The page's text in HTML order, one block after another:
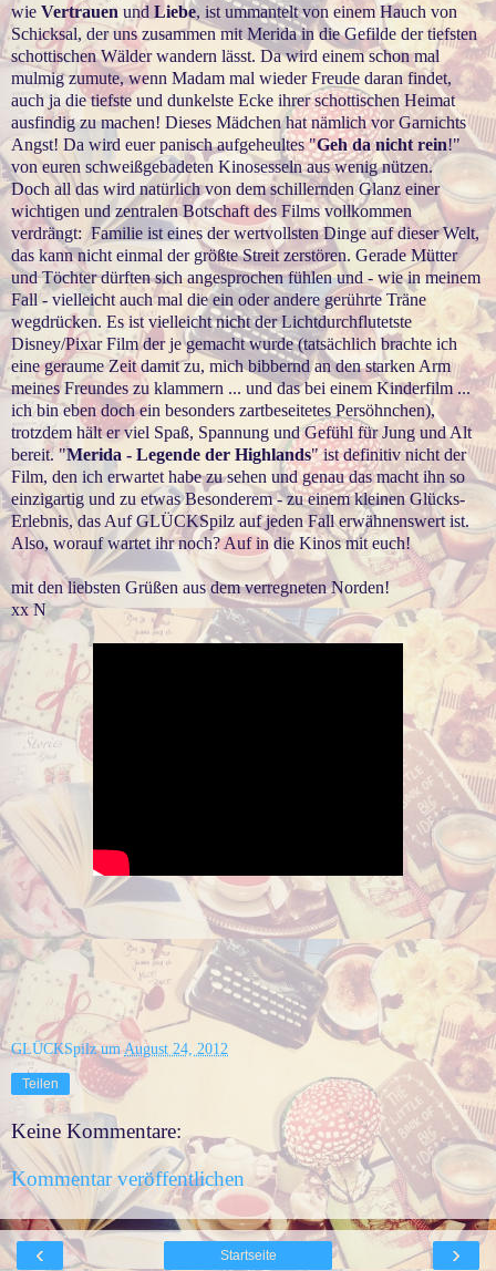
wie Vertrauen und Liebe, ist ummantelt von einem Hauch von
Schicksal, der uns zusammen mit Merida in die Gefilde der tiefsten
schottischen Wälder wandern lässt. Da wird einem schon mal
mulmig zumute, wenn Madam mal wieder Freude daran findet,
auch ja die tiefste und dunkelste Ecke ihrer schottischen Heimat
ausfindig zu machen! Dieses Mädchen hat nämlich vor Garnichts
Angst! Da wird euer panisch aufgeheultes "Geh da nicht rein!"
von euren schweißgebadeten Kinosesseln aus wenig nützen.
Doch all das wird natürlich von dem schillernden Glanz einer
wichtigen und zentralen Botschaft des Films vollkommen
verdrängt: Familie ist eines der wertvollsten Dinge auf dieser Welt,
das kann nicht einmal der größte Streit zerstören. Gerade Mütter
und Töchter dürften sich angesprochen fühlen und - wie in meinem
Fall - vielleicht auch mal die ein oder andere gerührte Träne
wegdrücken. Es ist vielleicht nicht der Lichtdurchflutetste
Disney/Pixar Film der je gemacht wurde (tatsächlich brachte ich
eine geraume Zeit damit zu, mich bibbernd an den starken Arm
meines Freundes zu klammern ... und das bei einem Kinderfilm ...
ich bin eben doch ein besonders zartbeseitetes Persöhnchen),
trotzdem hält er viel Spaß, Spannung und Gefühl für Jung und Alt
bereit. "Merida - Legende der Highlands" ist definitiv nicht der
Film, den ich erwartet habe zu sehen und genau das macht ihn so
einzigartig und zu etwas Besonderem - zu einem kleinen Glücks-
Erlebnis, das Auf GLÜCKSpilz auf jeden Fall erwähnenswert ist.
Also, worauf wartet ihr noch? Auf in die Kinos mit euch!
mit den liebsten Grüßen aus dem verregneten Norden!
xx N
GLÜCKSpilz um August 24, 2012
Teilen
Keine Kommentare:
Kommentar veröffentlichen
‹ ›
Startseite